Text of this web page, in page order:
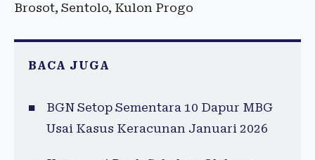
Brosot, Sentolo, Kulon Progo
BACA JUGA
BGN Setop Sementara 10 Dapur MBG
Usai Kasus Keracunan Januari 2026